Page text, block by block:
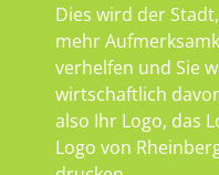
Dies wird der
mehr
verhelfen und Sie
wirtschaftlich
also Ihr Logo, das
Logo von